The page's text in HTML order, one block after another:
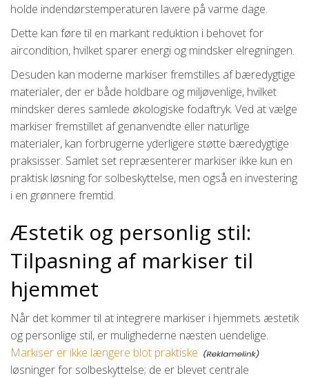
holde indendørstemperaturen lavere på varme dage.
Dette kan føre til en markant reduktion i behovet for
aircondition, hvilket sparer energi og mindsker elregningen.
Desuden kan moderne markiser fremstilles af bæredygtige
materialer, der er både holdbare og miljøvenlige, hvilket
mindsker deres samlede økologiske fodaftryk. Ved at vælge
markiser fremstillet af genanvendte eller naturlige
materialer, kan forbrugerne yderligere støtte bæredygtige
praksisser. Samlet set repræsenterer markiser ikke kun en
praktisk løsning for solbeskyttelse, men også en investering
i en grønnere fremtid.
Æstetik og personlig stil:
Tilpasning af markiser til
hjemmet
Når det kommer til at integrere markiser i hjemmets æstetik
og personlige stil, er mulighederne næsten uendelige.
Markiser er ikke længere blot praktiske
løsninger for solbeskyttelse; de er blevet centrale